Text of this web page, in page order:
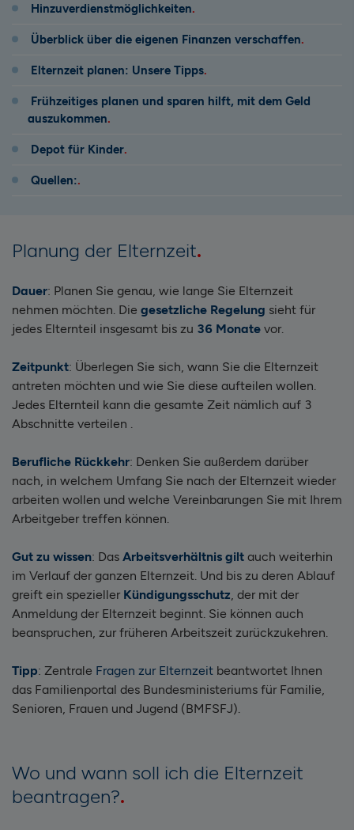
Hinzuverdienstmöglichkeiten
Überblick über die eigenen Finanzen verschaffen
Elternzeit planen: Unsere Tipps
Frühzeitiges planen und sparen hilft, mit dem Geld
auszukommen
Depot für Kinder
Quellen:
Planung der Elternzeit
Dauer: Planen Sie genau, wie lange Sie Elternzeit
nehmen möchten. Die gesetzliche Regelung sieht für
jedes Elternteil insgesamt bis zu 36 Monate vor.
Zeitpunkt: Überlegen Sie sich, wann Sie die Elternzeit
antreten möchten und wie Sie diese aufteilen wollen.
Jedes Elternteil kann die gesamte Zeit nämlich auf 3
Abschnitte verteilen .
Berufliche Rückkehr: Denken Sie außerdem darüber
nach, in welchem Umfang Sie nach der Elternzeit wieder
arbeiten wollen und welche Vereinbarungen Sie mit Ihrem
Arbeitgeber treffen können.
Gut zu wissen: Das Arbeitsverhältnis gilt auch weiterhin
im Verlauf der ganzen Elternzeit. Und bis zu deren Ablauf
greift ein spezieller Kündigungsschutz , der mit der
Anmeldung der Elternzeit beginnt. Sie können auch
beanspruchen, zur früheren Arbeitszeit zurückzukehren.
Tipp: Zentrale Fragen zur Elternzeit beantwortet Ihnen
das Familienportal des Bundesministeriums für Familie,
Senioren, Frauen und Jugend (BMFSFJ).
Wo und wann soll ich die Elternzeit
beantragen?